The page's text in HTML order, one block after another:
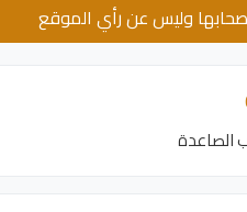
أصحابها وليس عن رأي الموقع
الصاعدة